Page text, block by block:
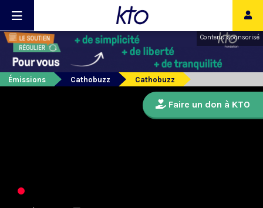
Contenu sponsorisé
Émissions Cathobuzz Cathobuzz
Faire un don à KTO